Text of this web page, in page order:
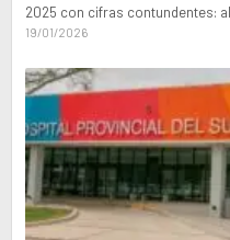
2025 con cifras contundentes:
adheridos, cubrió 144…
19/01/2026